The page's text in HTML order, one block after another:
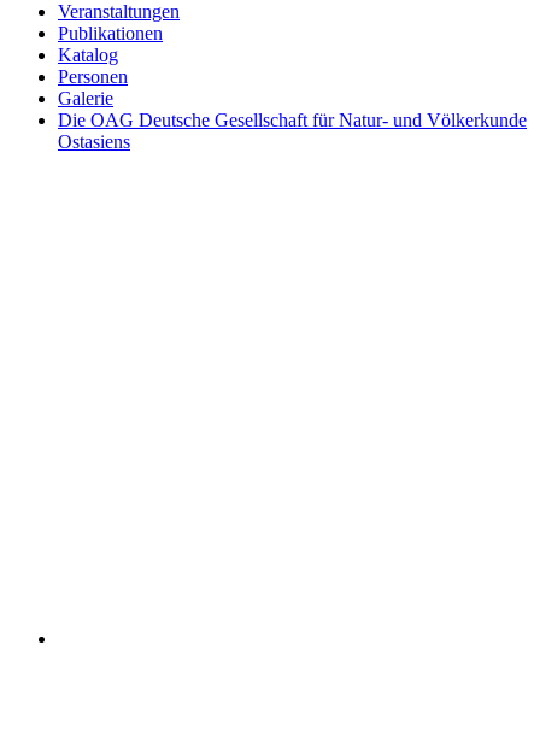
Veranstaltungen
Publikationen
Katalog
Personen
Galerie
Die OAG Deutsche Gesellschaft für Natur- und Völkerkunde
Ostasiens